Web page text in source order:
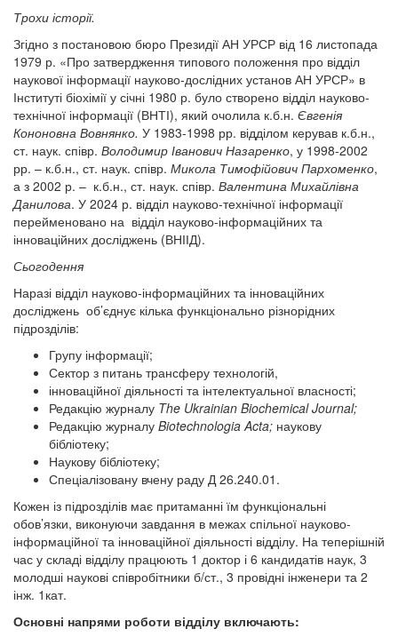
Трохи історії.
Згідно з постановою бюро Президії АН УРСР від 16 листопада
1979 р. «Про затвердження типового положення про відділ
наукової інформації науково-дослідних установ АН УРСР» в
Інституті біохімії у січні 1980 р. було створено відділ науково-
технічної інформації (ВНТІ), який очолила к.б.н. Євгенія
Кононовна Вовнянко. У 1983-1998 рр. відділом керував к.б.н.,
ст. наук. співр. Володимир Іванович Назаренко, у 1998-2002
рр. – к.б.н., ст. наук. співр. Микола Тимофійович Пархоменко,
а з 2002 р. – к.б.н., ст. наук. співр. Валентина Михайлівна
Данилова. У 2024 р. відділ науково-технічної інформації
перейменовано на відділ науково-інформаційних та
інноваційних досліджень (ВНІІД).
Сьогодення
Наразі відділ науково-інформаційних та інноваційних
досліджень об’єднує кілька функціонально різнорідних
підрозділів:
Групу інформації;
Сектор з питань трансферу технологій,
інноваційної діяльності та інтелектуальної власності;
Редакцію журналу The Ukrainian Biochemical Journal;
Редакцію журналу Biotechnologia Acta; наукову
бібліотеку;
Наукову бібліотеку;
Спеціалізовану вчену раду Д 26.240.01.
Кожен із підрозділів має притаманні їм функціональні
обов’язки, виконуючи завдання в межах спільної науково-
інформаційної та інноваційної діяльності відділу. На теперішній
час у складі відділу працюють 1 доктор і 6 кандидатів наук, 3
молодші наукові співробітники б/ст., 3 провідні інженери та 2
інж. 1кат.
Основні напрями роботи відділу включають: